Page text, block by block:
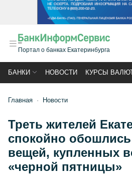
Портал о банках Екатеринбурга
БАНКИ НОВОСТИ КУРСЫ
Главная Новости
Треть жителей
спокойно
вещей, купленных
«черной пятницы»